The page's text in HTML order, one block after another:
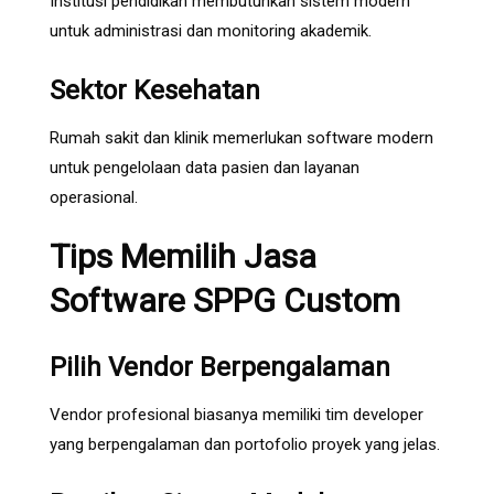
untuk administrasi dan monitoring akademik.
Sektor Kesehatan
Rumah sakit dan klinik memerlukan software modern
untuk pengelolaan data pasien dan layanan
operasional.
Tips Memilih Jasa
Software SPPG Custom
Pilih Vendor Berpengalaman
Vendor profesional biasanya memiliki tim developer
yang berpengalaman dan portofolio proyek yang jelas.